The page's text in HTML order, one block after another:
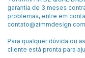
garantia de 3 meses
problemas, entre em
Para qualquer dúvida ou
cliente está pronta para